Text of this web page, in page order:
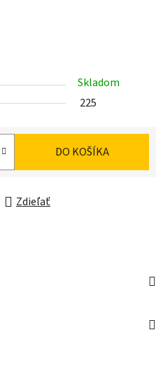
Skladom
225
DO KOŠÍKA
Zdieľať